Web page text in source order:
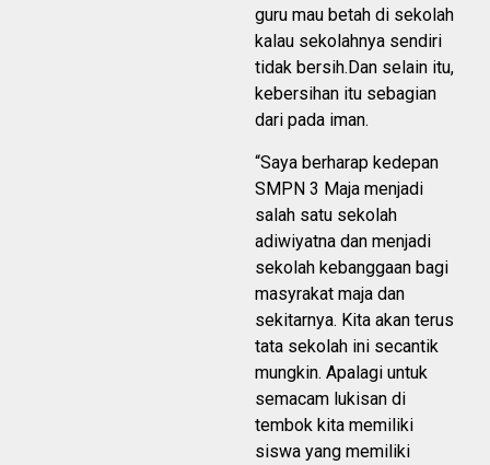
guru mau betah di sekolah
kalau sekolahnya sendiri
tidak bersih.Dan selain itu,
kebersihan itu sebagian
dari pada iman.
“Saya berharap kedepan
SMPN 3 Maja menjadi
salah satu sekolah
adiwiyatna dan menjadi
sekolah kebanggaan bagi
masyrakat maja dan
sekitarnya. Kita akan terus
tata sekolah ini secantik
mungkin. Apalagi untuk
semacam lukisan di
tembok kita memiliki
siswa yang memiliki